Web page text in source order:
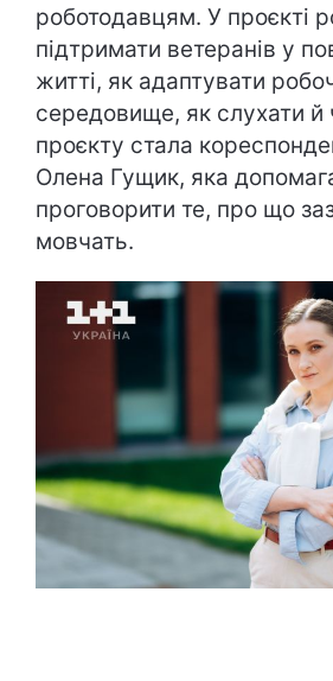
роботодавцям. У проєкті
підтримати ветеранів у
житті, як адаптувати
середовище, як слухати
проєкту стала
Олена Гущик, яка
проговорити те, про що
мовчать.